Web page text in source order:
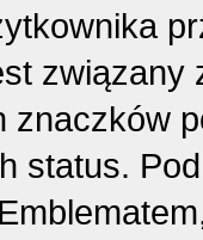
znaczków
status.